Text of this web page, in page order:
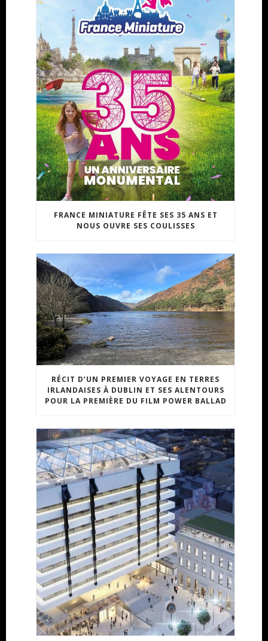
FRANCE MINIATURE FÊTE SES 35 ANS ET
NOUS OUVRE SES COULISSES
RÉCIT D’UN PREMIER VOYAGE EN TERRES
IRLANDAISES À DUBLIN ET SES ALENTOURS
POUR LA PREMIÈRE DU FILM POWER BALLAD